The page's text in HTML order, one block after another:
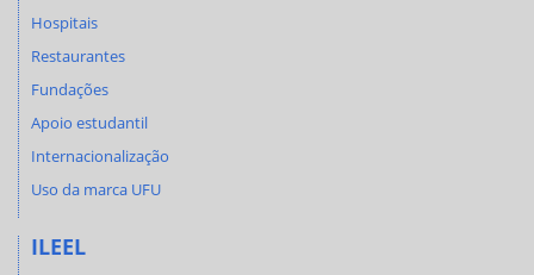
Hospitais
Restaurantes
Fundações
Apoio estudantil
Internacionalização
Uso da marca UFU
ILEEL